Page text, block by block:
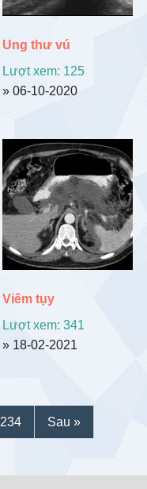
Ung thư vú
Lượt xem: 125
» 06-10-2020
Viêm tụy
Lượt xem: 341
» 18-02-2021
234 Sau »